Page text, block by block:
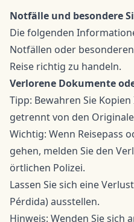
Notfälle und besondere
Die folgenden
Notfällen oder
Reise richtig zu handeln.
Verlorene Dokumente
Tipp: Bewahren Sie
getrennt von den
Wichtig: Wenn Reisepass
gehen, melden Sie den
örtlichen Polizei.
Lassen Sie sich eine
Pérdida) ausstellen.
Hinweis: Wenden Sie sich